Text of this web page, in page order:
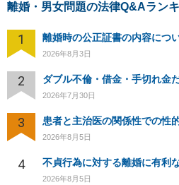
離婚・男女問題の法律Q&Aラン
1 離婚時の公正証書の内容につ
2026年8月3日
2
2026年7月30日
3 患者と主治医の関係性での性
2026年8月5日
4
2026年8月5日